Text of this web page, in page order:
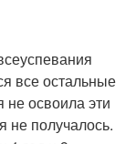
все остальные
освоила эти
не получалось.